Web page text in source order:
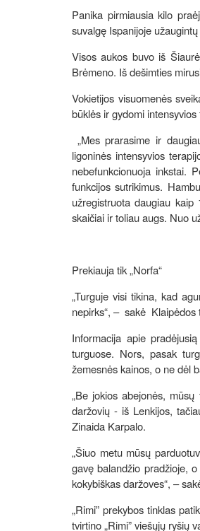
Panika pirmiausia kilo
suvalgę Ispanijoje
Visos aukos buvo iš
Brėmeno. Iš dešimties
Vokietijos visuomenės
būklės ir gydomi
„Mes prarasime ir
ligoninės intensyvios
nebefunkcionuoja inkstai.
funkcijos sutrikimus.
užregistruota daugiau
skaičiai ir toliau augs. Nuo
Prekiauja tik „Norfa“
„Turguje visi tikina, kad
nepirks“, – sakė Klaipėdos
Informacija apie
turguose. Nors, pasak
žemesnės kainos, o ne dėl
„Be jokios abejonės,
daržovių - iš Lenkijos,
Zinaida Karpalo.
„Šiuo metu mūsų
gavę balandžio pradžioje,
kokybiškas daržoves“, –
„Rimi” prekybos tinklas
tvirtino „Rimi” viešųjų ryšių